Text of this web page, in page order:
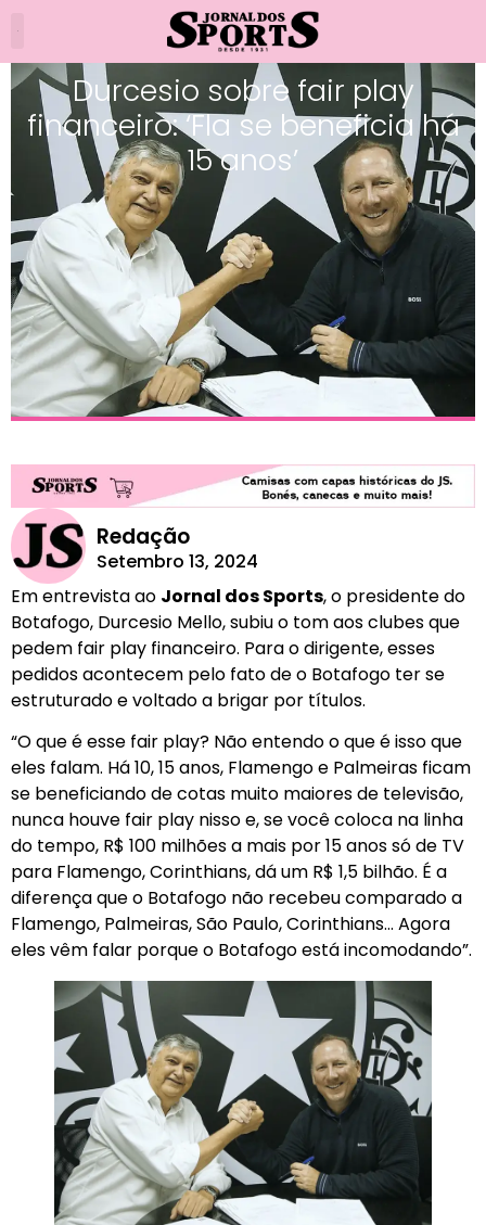
Durcesio sobre fair play
financeiro: ‘Fla se beneficia há
15 anos’
Redação
Setembro 13, 2024
Em entrevista ao Jornal dos Sports, o presidente do
Botafogo, Durcesio Mello, subiu o tom aos clubes que
pedem fair play financeiro. Para o dirigente, esses
pedidos acontecem pelo fato de o Botafogo ter se
estruturado e voltado a brigar por títulos.
“O que é esse fair play? Não entendo o que é isso que
eles falam. Há 10, 15 anos, Flamengo e Palmeiras ficam
se beneficiando de cotas muito maiores de televisão,
nunca houve fair play nisso e, se você coloca na linha
do tempo, R$ 100 milhões a mais por 15 anos só de TV
para Flamengo, Corinthians, dá um R$ 1,5 bilhão. É a
diferença que o Botafogo não recebeu comparado a
Flamengo, Palmeiras, São Paulo, Corinthians… Agora
eles vêm falar porque o Botafogo está incomodando”.